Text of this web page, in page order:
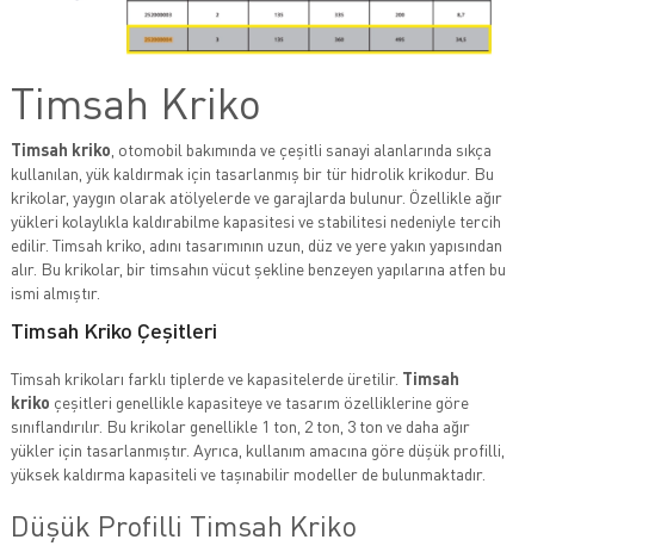
Timsah Kriko
Timsah kriko , otomobil bakımında ve çeşitli sanayi alanlarında sıkça
kullanılan, yük kaldırmak için tasarlanmış bir tür hidrolik krikodur. Bu
krikolar, yaygın olarak atölyelerde ve garajlarda bulunur. Özellikle ağır
yükleri kolaylıkla kaldırabilme kapasitesi ve stabilitesi nedeniyle tercih
edilir. Timsah kriko, adını tasarımının uzun, düz ve yere yakın yapısından
alır. Bu krikolar, bir timsahın vücut şekline benzeyen yapılarına atfen bu
ismi almıştır.
Timsah Kriko Çeşitleri
Timsah krikoları farklı tiplerde ve kapasitelerde üretilir. Timsah
kriko çeşitleri genellikle kapasiteye ve tasarım özelliklerine göre
sınıflandırılır. Bu krikolar genellikle 1 ton, 2 ton, 3 ton ve daha ağır
yükler için tasarlanmıştır. Ayrıca, kullanım amacına göre düşük profilli,
yüksek kaldırma kapasiteli ve taşınabilir modeller de bulunmaktadır.
Düşük Profilli Timsah Kriko